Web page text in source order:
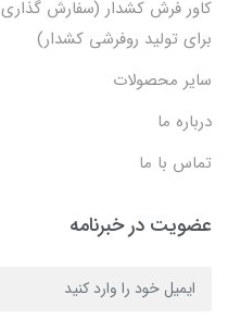
کاور فرش کشدار (سفارش گذاری
برای تولید روفرشی کشدار)
سایر محصولات
درباره ما
تماس با ما
عضویت در خبرنامه